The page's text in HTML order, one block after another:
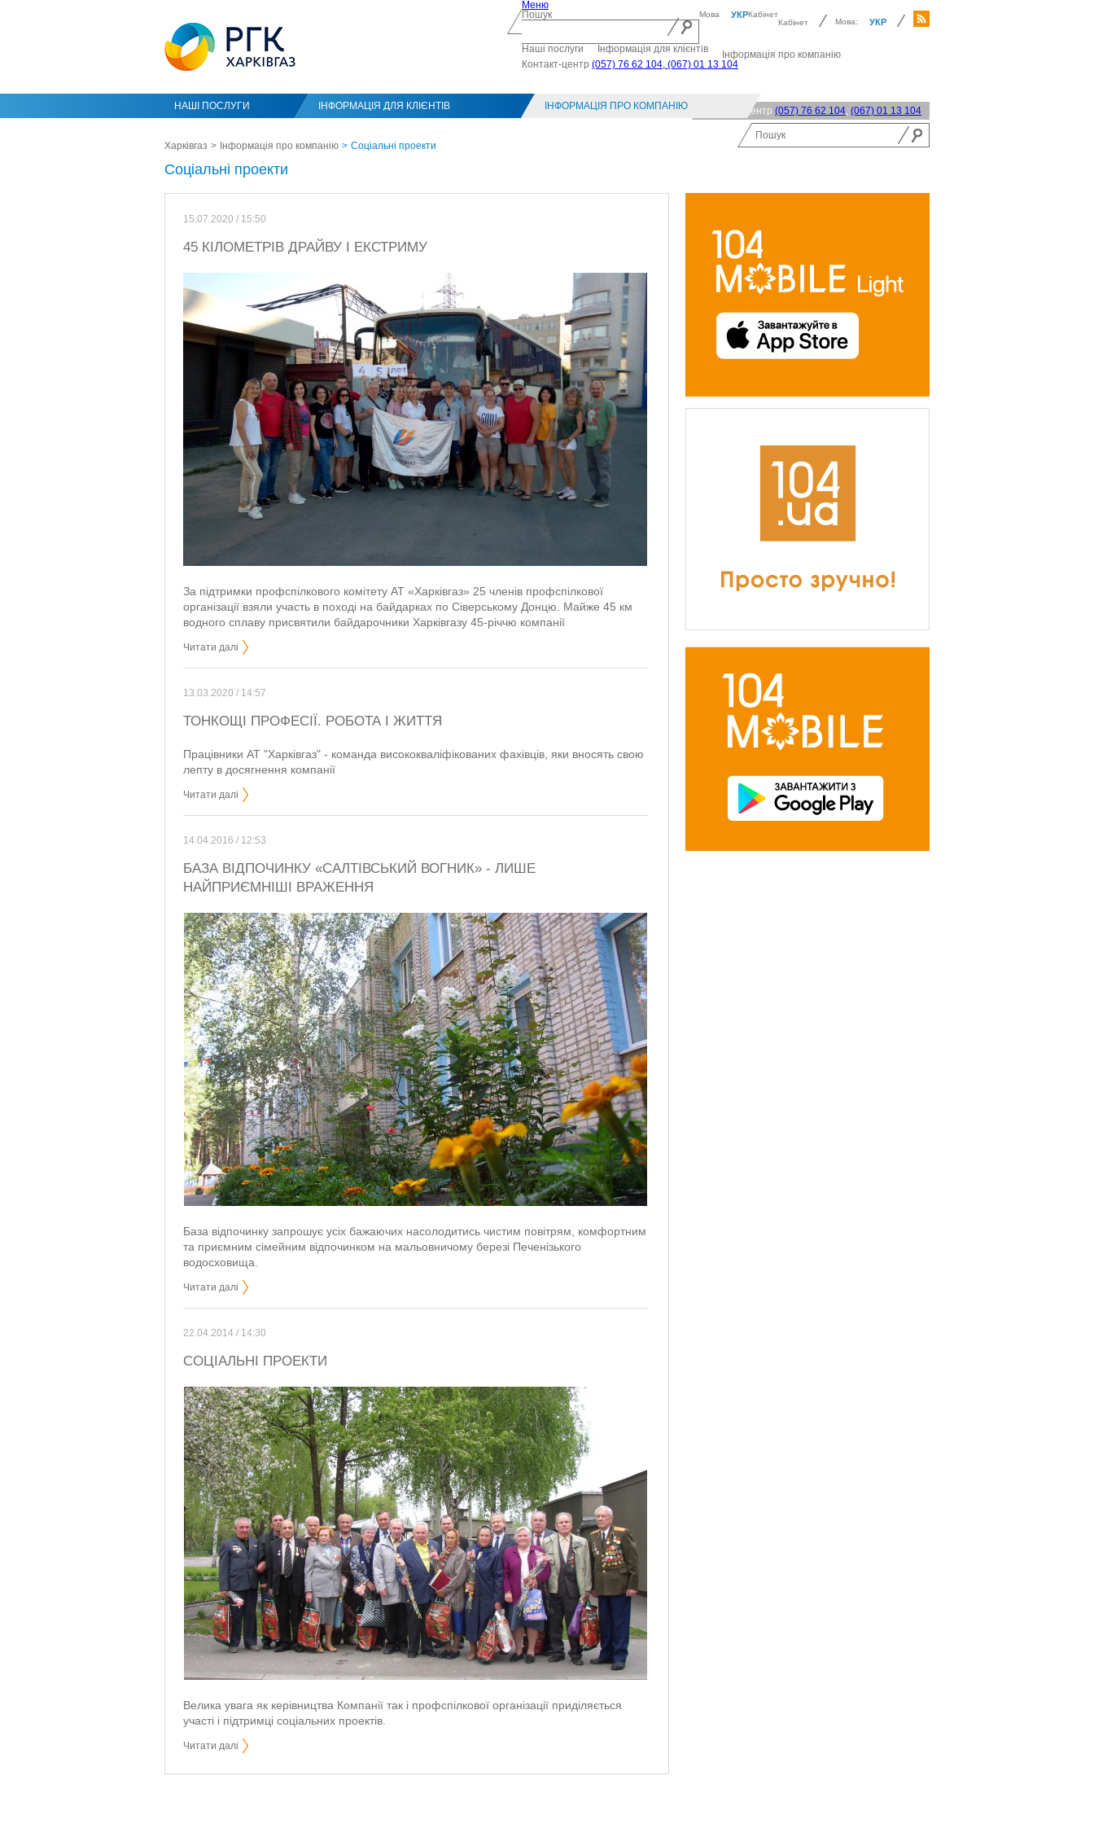
Меню
Кабінет Мова: УКР
Кабінет
Мова УКР
Пошук
Наші послуги Інформація для клієнтів
Інформація про компанію
Контакт-центр (057) 76 62 104, (067) 01 13 104
Контакт-центр (057) 76 62 104, (067) 01 13 104
НАШІ ПОСЛУГИ ІНФОРМАЦІЯ ДЛЯ КЛІЄНТІВ ІНФОРМАЦІЯ ПРО КОМПАНІЮ
Харківгаз Інформація про компанію Соціальні проекти
Соціальні проекти
15.07.2020 / 15:50
45 КІЛОМЕТРІВ ДРАЙВУ І ЕКСТРИМУ
За підтримки профспілкового комітету АТ «Харківгаз» 25 членів профспілкової
організації взяли участь в поході на байдарках по Сіверському Донцю. Майже 45 км
водного сплаву присвятили байдарочники Харківгазу 45-річчю компанії
Читати далі
13.03.2020 / 14:57
ТОНКОЩІ ПРОФЕСІЇ. РОБОТА І ЖИТТЯ
Працівники АТ "Харківгаз" - команда висококваліфікованих фахівців, яки вносять свою
лепту в досягнення компанії
Читати далі
14.04.2016 / 12:53
БАЗА ВІДПОЧИНКУ «САЛТІВСЬКИЙ ВОГНИК» - ЛИШЕ
НАЙПРИЄМНІШІ ВРАЖЕННЯ
База відпочинку запрошує усіх бажаючих насолодитись чистим повітрям, комфортним
та приємним сімейним відпочинком на мальовничому березі Печенізького
водосховища.
Читати далі
22.04.2014 / 14:30
СОЦІАЛЬНІ ПРОЕКТИ
Велика увага як керівництва Компанії так і профспілкової організації приділяється
участі і підтримці соціальних проектів.
Читати далі